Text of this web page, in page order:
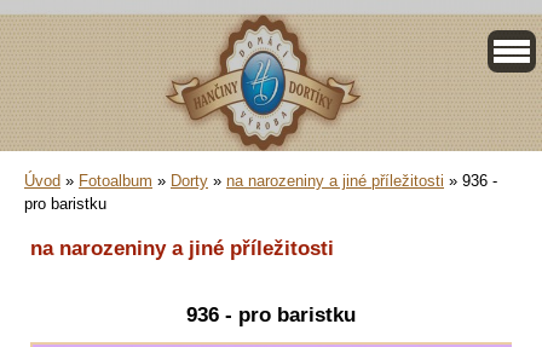
Úvod » Fotoalbum » Dorty » na narozeniny a jiné příležitosti » 936 -
pro baristku
na narozeniny a jiné příležitosti
936 - pro baristku